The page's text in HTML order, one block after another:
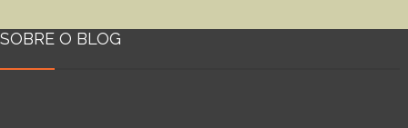
SOBRE O BLOG